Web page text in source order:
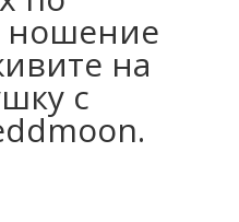
ношение
на
с